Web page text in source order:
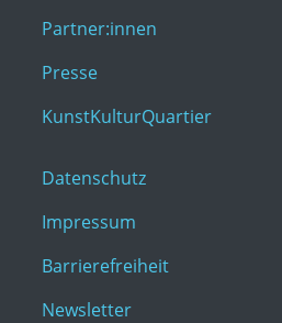
Partner:innen
Presse
KunstKulturQuartier
Datenschutz
Impressum
Barrierefreiheit
Newsletter